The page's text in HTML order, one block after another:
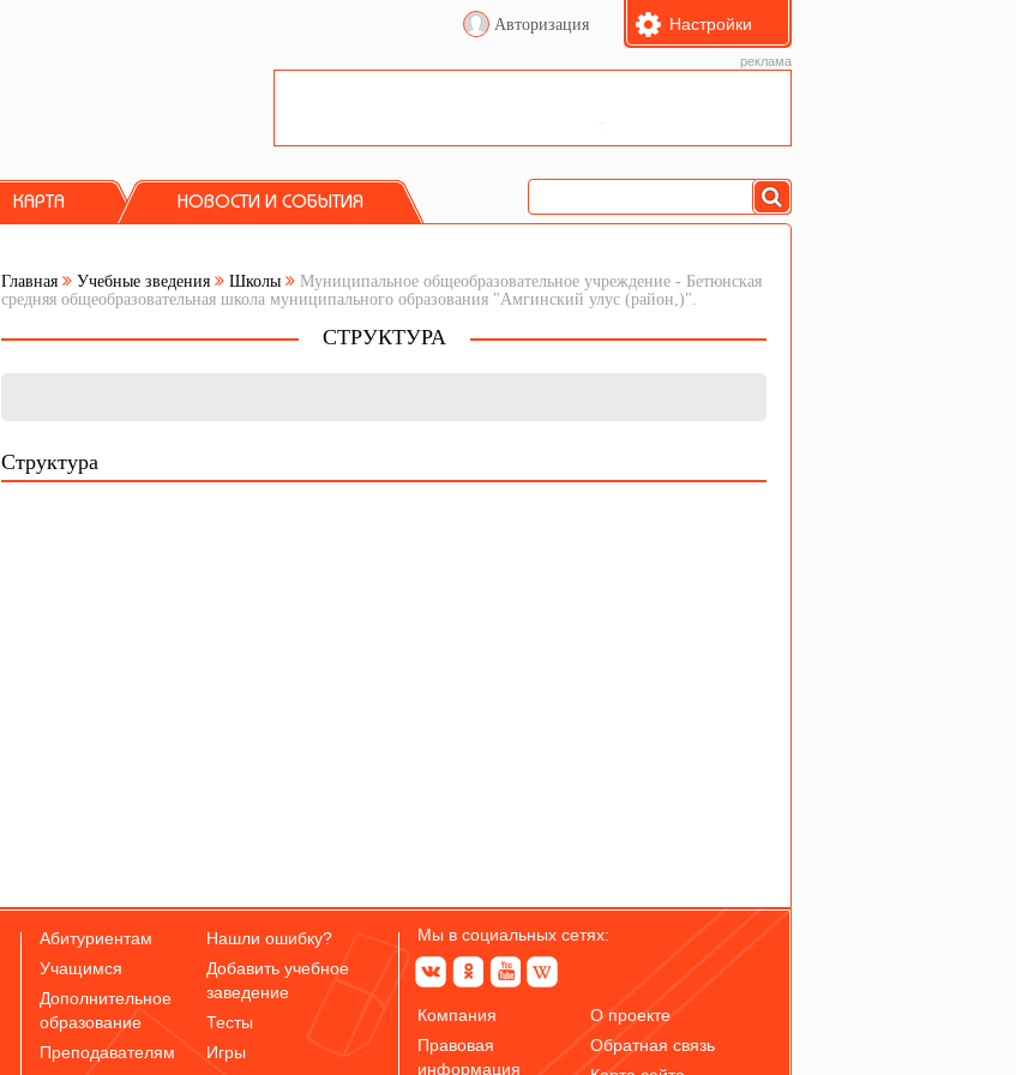
Авторизация Настройки
реклама
КАРТА НОВОСТИ И СОБЫТИЯ
Главная Учебные зведения Школы
Муниципальное общеобразовательное учреждение - Бетюнская
средняя общеобразовательная школа муниципального образования "Амгинский улус (район,)".
СТРУКТУРА
Структура
Абитуриентам
Учащимся
Дополнительное
образование
Преподавателям
Нашли ошибку?
Добавить учебное
заведение
Тесты
Игры
Мы в социальных сетях:
Компания
Правовая
информация
О проекте
Обратная связь